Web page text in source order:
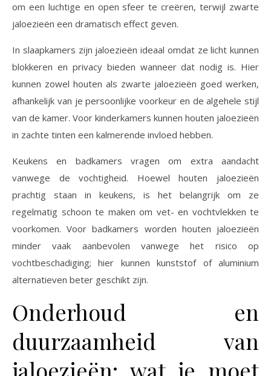
om een luchtige en open sfeer te creëren, terwijl zwarte
jaloezieën een dramatisch effect geven.
In slaapkamers zijn jaloezieën ideaal omdat ze licht kunnen
blokkeren en privacy bieden wanneer dat nodig is. Hier
kunnen zowel houten als zwarte jaloezieën goed werken,
afhankelijk van je persoonlijke voorkeur en de algehele stijl
van de kamer. Voor kinderkamers kunnen houten jaloezieën
in zachte tinten een kalmerende invloed hebben.
Keukens en badkamers vragen om extra aandacht
vanwege de vochtigheid. Hoewel houten jaloezieën
prachtig staan in keukens, is het belangrijk om ze
regelmatig schoon te maken om vet- en vochtvlekken te
voorkomen. Voor badkamers worden houten jaloezieën
minder vaak aanbevolen vanwege het risico op
vochtbeschadiging; hier kunnen kunststof of aluminium
alternatieven beter geschikt zijn.
Onderhoud en
duurzaamheid van